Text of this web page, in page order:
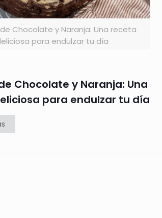
Chocolate y Naranja: Una receta
para endulzar tu día
Chocolate y Naranja: Una
para endulzar tu día